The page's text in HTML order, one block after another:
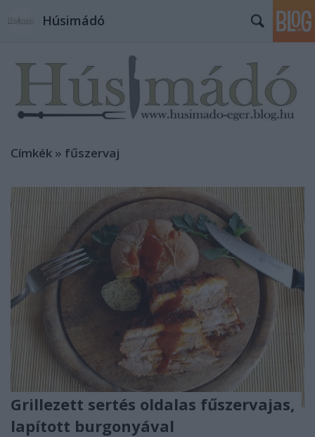
Húsimádó
Címkék » fűszervaj
Grillezett sertés oldalas fűszervajas,
lapított burgonyával